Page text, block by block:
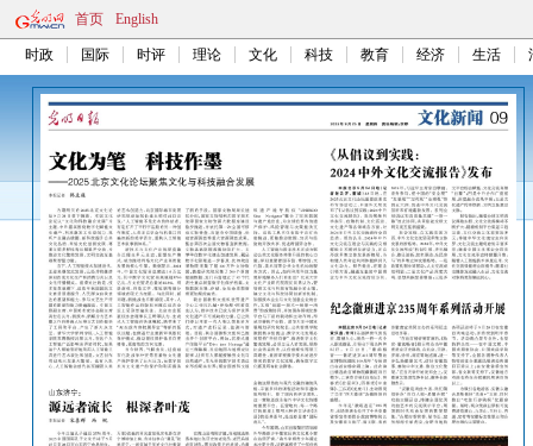
首页 English
时政 国际 时评 理论 文化 科技 教育 经济 生活